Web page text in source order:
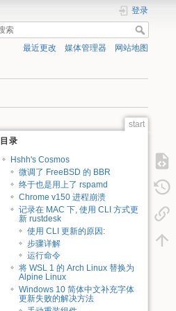
登录
最近更改 媒体管理器 网站地图
start
目录
Hshh's Cosmos
微调了 FreeBSD 的 BBR
终于也是用上了 rspamd
Chrome v150 进程崩溃
记录在 MAC 下, 使用 CLI 方式更
新 rustdesk
使用 CLI 更新的原因:
步骤详解
运行命令
将 WSL 1 的 Arch Linux 替换为
Alpine Linux
Windows 10 简体中文补充字体
更新失败的解决方法